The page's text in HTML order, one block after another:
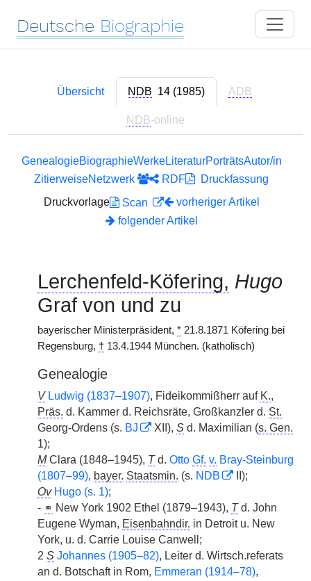
Deutsche Biographie
Übersicht NDB 14 (1985) ADB
NDB-online
GenealogieBiographieWerkeLiteraturPorträtsAutor/in
ZitierweiseNetzwerk RDF
Druckfassung
Druckvorlage
Scan
vorheriger Artikel
folgender Artikel
Lerchenfeld-Köfering, Hugo
Graf von und zu
bayerischer Ministerpräsident, * 21.8.1871 Köfering bei
Regensburg, † 13.4.1944 München. (katholisch)
Genealogie
V Ludwig (1837–1907), Fideikommißherr auf K.,
Präs. d. Kammer d. Reichsräte, Großkanzler d. St.
Georg-Ordens (s. BJ XII), S d. Maximilian (s. Gen.
1);
MClara (1848–1945), Td. Otto Gf. v. Bray-Steinburg
(1807–99), bayer. Staatsmin. (s. NDB
II);
Ov Hugo (s. 1);
- ⚭ New York 1902 Ethel (1879–1943), Td. John
Eugene Wyman, Eisenbahndir. in Detroit u. New
York, u. d. Carrie Louise Canwell;
2 S Johannes (1905–82), Leiter d. Wirtsch.referats
an d. Botschaft in Rom, Emmeran (1914–78),